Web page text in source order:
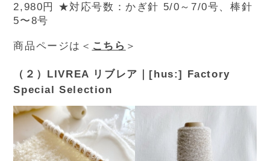
2,980円
★対応号数：かぎ針 5/0～7/0号、棒針
5〜8号
商品ページは＜ こちら ＞
（２）LIVREA リブレア｜[hus:] Factory
Special Selection